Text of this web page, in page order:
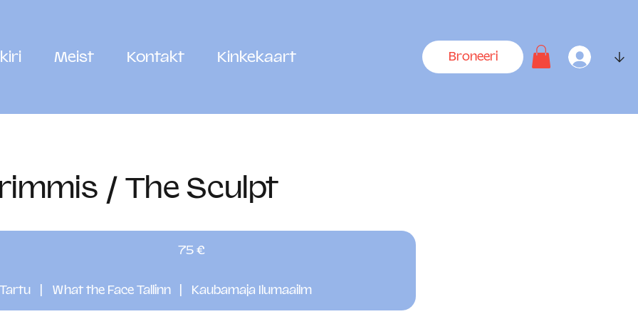
Meist Kontakt Kinkekaart Broneeri ↓
/ The Sculpt
75 €
What the Face Tallinn Kaubamaja Ilumaailm